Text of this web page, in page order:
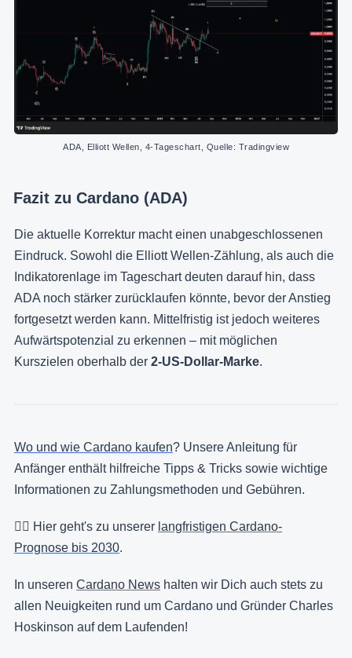
ADA, Elliott Wellen, 4-Tageschart, Quelle: Tradingview
Fazit zu Cardano (ADA)
Die aktuelle Korrektur macht einen unabgeschlossenen
Eindruck. Sowohl die Elliott Wellen-Zählung, als auch die
Indikatorenlage im Tageschart deuten darauf hin, dass
ADA noch stärker zurücklaufen könnte, bevor der Anstieg
fortgesetzt werden kann. Mittelfristig ist jedoch weiteres
Aufwärtspotenzial zu erkennen – mit möglichen
Kurszielen oberhalb der 2-US-Dollar-Marke.
Wo und wie Cardano kaufen? Unsere Anleitung für
Anfänger enthält hilfreiche Tipps & Tricks sowie wichtige
Informationen zu Zahlungsmethoden und Gebühren.
👉🏻 Hier geht's zu unserer langfristigen Cardano-
Prognose bis 2030.
In unseren Cardano News halten wir Dich auch stets zu
allen Neuigkeiten rund um Cardano und Gründer Charles
Hoskinson auf dem Laufenden!